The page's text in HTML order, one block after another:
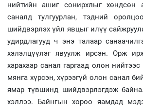
нийтийн ашиг сонирхлыг хөндсөн
саналд тулгуурлан, тэдний
шийдвэрлэх үйл явцыг илүү
удирдлагууд ч энэ талаар
хэлэлцүүлэг явуулж ирсэн. Орж
харахаар санал гаргаад олон
мянга хүрсэн, хүрээгүй олон санал
ямар түвшинд шийдвэрлэгдэж
хэллээ. Байнгын хороо яамдад